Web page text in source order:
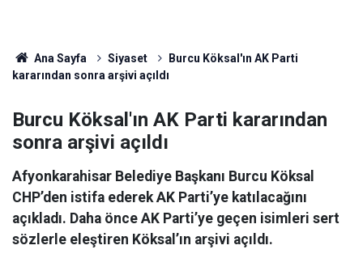
Ana Sayfa Siyaset
Burcu Köksal'ın AK Parti
kararından sonra arşivi açıldı
Burcu Köksal'ın AK Parti kararından
sonra arşivi açıldı
Afyonkarahisar Belediye Başkanı Burcu Köksal
CHP’den istifa ederek AK Parti’ye katılacağını
açıkladı. Daha önce AK Parti’ye geçen isimleri sert
sözlerle eleştiren Köksal’ın arşivi açıldı.